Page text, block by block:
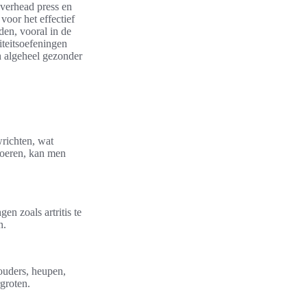
press en
voor het effectief
vooral in de
gezonder
wat
kan men
zoals artritis te
heupen,